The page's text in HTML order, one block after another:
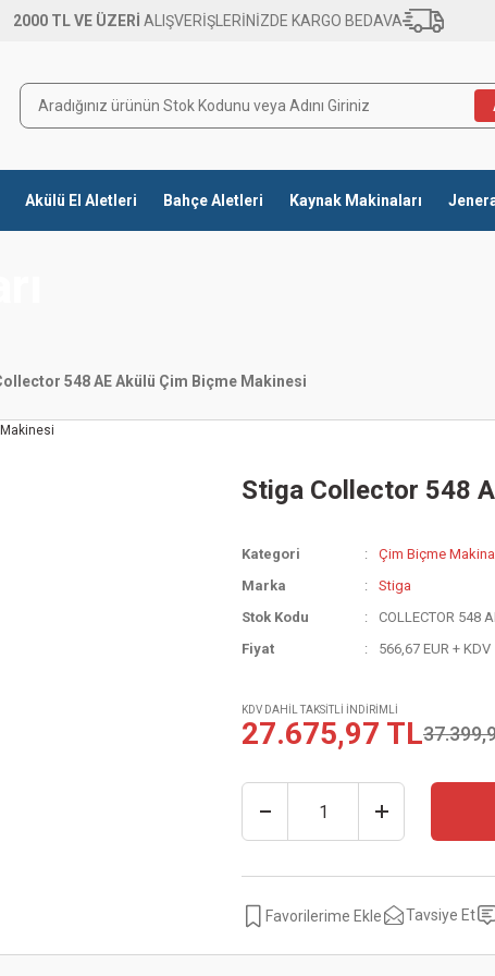
2000 TL VE ÜZERİ ALIŞVERİŞLERİNİZDE KARGO BEDAVA
Akülü El Aletleri Bahçe Aletleri Kaynak Makinaları
548 AE Akülü Çim Biçme Makinesi
Stiga Collector 548
Kategori
Çim Biçme
Marka
Stiga
Stok Kodu
COLLECTOR 548
Fiyat
566,67 EUR + KDV
KDV DAHİL TAKSİTLİ İNDİRİMLİ
27.675,97 TL
Tavsiye Et